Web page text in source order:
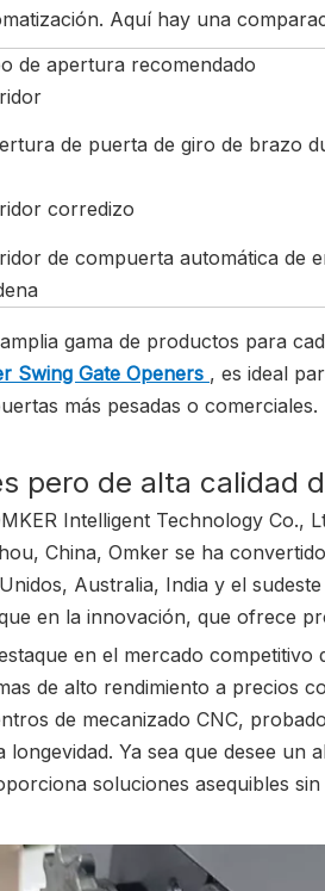
Aquí hay una
de apertura recomendado
de puerta de giro de brazo
corredizo
de compuerta automática de
gama de productos para
Swing Gate Openers , es ideal
más pesadas o comerciales.
pero de alta calidad
Intelligent Technology Co.,
China, Omker se ha
Australia, India y el
en la innovación, que ofrece
en el mercado
de alto rendimiento a precios
de mecanizado CNC,
Ya sea que desee
soluciones asequibles